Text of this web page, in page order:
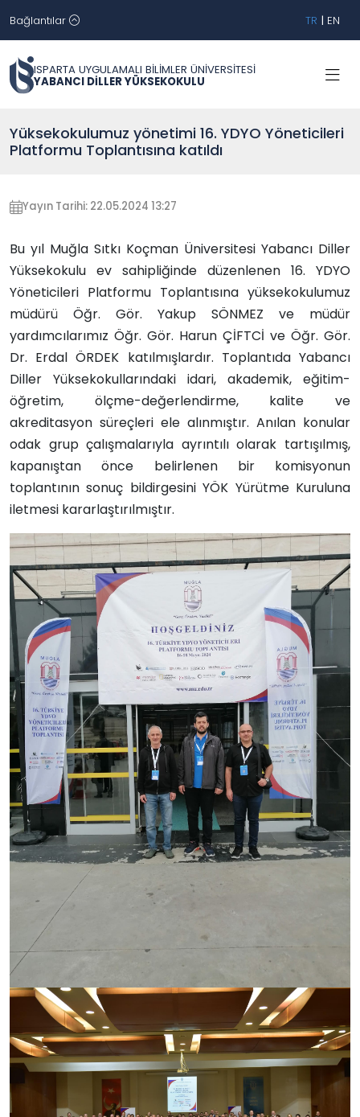
Bağlantılar TR | EN
ISPARTA UYGULAMALI BİLİMLER ÜNİVERSİTESİ
YABANCI DİLLER YÜKSEKOKULU
Yüksekokulumuz yönetimi 16. YDYO Yöneticileri
Platformu Toplantısına katıldı
Yayın Tarihi: 22.05.2024 13:27
Bu yıl Muğla Sıtkı Koçman Üniversitesi Yabancı Diller
Yüksekokulu ev sahipliğinde düzenlenen 16. YDYO
Yöneticileri Platformu Toplantısına yüksekokulumuz
müdürü Öğr. Gör. Yakup SÖNMEZ ve müdür
yardımcılarımız Öğr. Gör. Harun ÇİFTCİ ve Öğr. Gör.
Dr. Erdal ÖRDEK katılmışlardır. Toplantıda Yabancı
Diller Yüksekokullarındaki idari, akademik, eğitim-
öğretim, ölçme-değerlendirme, kalite ve
akreditasyon süreçleri ele alınmıştır. Anılan konular
odak grup çalışmalarıyla ayrıntılı olarak tartışılmış,
kapanıştan önce belirlenen bir komisyonun
toplantının sonuç bildirgesini YÖK Yürütme Kuruluna
iletmesi kararlaştırılmıştır.